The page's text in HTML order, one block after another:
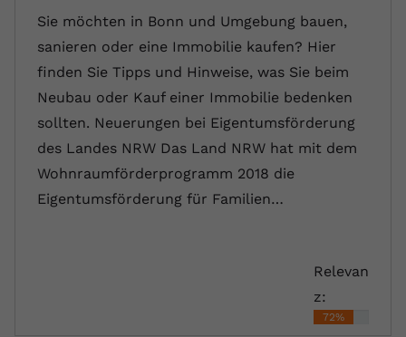
Sie möchten in Bonn und Umgebung bauen,
sanieren oder eine Immobilie kaufen? Hier
finden Sie Tipps und Hinweise, was Sie beim
Neubau oder Kauf einer Immobilie bedenken
sollten. Neuerungen bei Eigentumsförderung
des Landes NRW Das Land NRW hat mit dem
Wohnraumförderprogramm 2018 die
Eigentumsförderung für Familien…
Relevan
z:
72%